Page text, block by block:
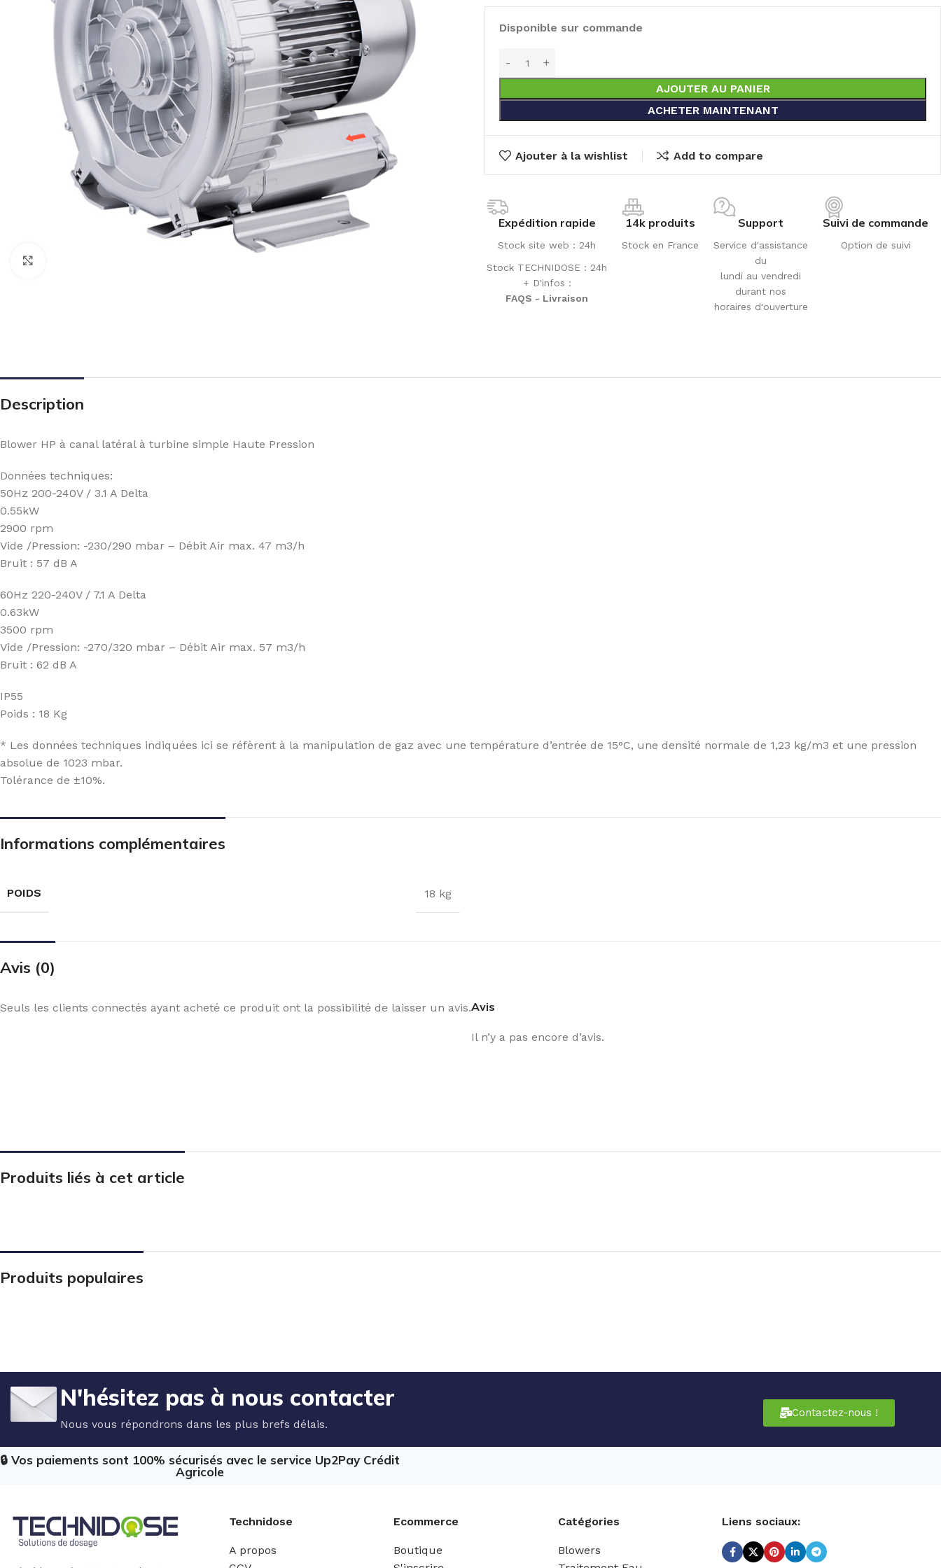
Disponible sur commande
AJOUTER AU PANIER
ACHETER MAINTENANT
Ajouter à la wishlist Add to compare
Expédition rapide
Stock site web : 24h
Stock TECHNIDOSE : 24h
+ D'infos :
FAQS - Livraison
14k produits
Stock en France
Support
Service d'assistance
du
lundi au vendredi
durant nos
horaires d'ouverture
Suivi de commande
Option de suivi
Description
Blower HP à canal latéral à turbine simple Haute Pression
Données techniques:
50Hz 200-240V / 3.1 A Delta
0.55kW
2900 rpm
Vide /Pression: -230/290 mbar – Débit Air max. 47 m3/h
Bruit : 57 dB A
60Hz 220-240V / 7.1 A Delta
0.63kW
3500 rpm
Vide /Pression: -270/320 mbar – Débit Air max. 57 m3/h
Bruit : 62 dB A
IP55
Poids : 18 Kg
* Les données techniques indiquées ici se réfèrent à la manipulation de gaz avec une température d’entrée de 15°C, une densité normale de 1,23 kg/m3 et une pression
absolue de 1023 mbar.
Tolérance de ±10%.
Informations complémentaires
POIDS 18 kg
Avis (0)
Avis
Il n’y a pas encore d’avis.
Seuls les clients connectés ayant acheté ce produit ont la possibilité de laisser un avis.
Produits liés à cet article
Produits populaires
N'hésitez pas à nous contacter
Nous vous répondrons dans les plus brefs délais.
Contactez-nous !
🔒 Vos paiements sont 100% sécurisés avec le service Up2Pay Crédit
Agricole
Technidose
A propos
Ecommerce
Boutique
Catégories
Blowers
Liens sociaux: